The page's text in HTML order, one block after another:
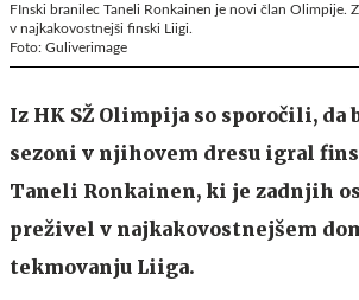
FInski branilec Taneli Ronkainen je novi član Olimpije.
v najkakovostnejši finski Liigi.
Foto: Guliverimage
Iz HK SŽ Olimpija so sporočili, da
sezoni v njihovem dresu igral
Taneli Ronkainen, ki je zadnjih
preživel v najkakovostnejšem
tekmovanju Liiga.